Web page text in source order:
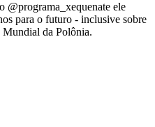
@programa_xequenate ele
para o futuro - inclusive sobre
Mundial da Polônia.